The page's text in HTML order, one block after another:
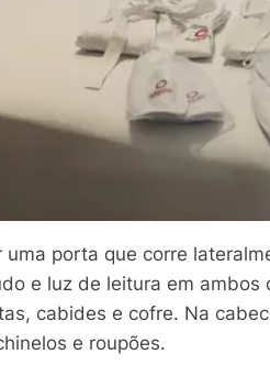
uma porta que corre
e luz de leitura em
cabides e cofre. Na
e roupões.